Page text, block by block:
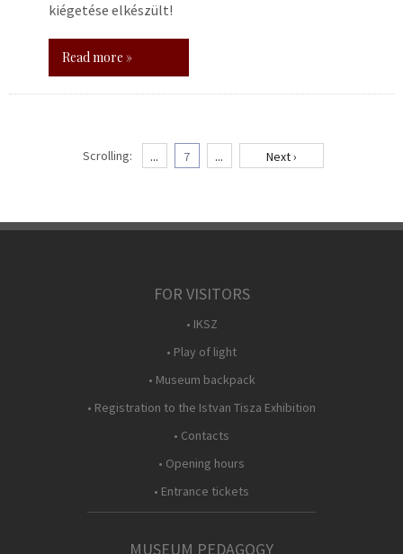
kiégetése elkészült!
Read more »
Scrolling: ... 7 ... Next ›
FOR VISITORS
• IKSZ
• Play of light
• Museum backpack
• Registration to the Istvan Tisza Exhibition
• Contacts
• Opening hours
• Entrance tickets
MUSEUM PEDAGOGY